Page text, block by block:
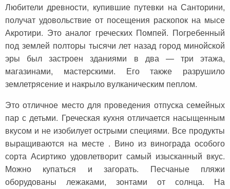
Любители древности, купившие путевки на Санторини,
получат удовольствие от посещения раскопок на мысе
Акротири. Это аналог греческих Помпей. Погребенный
под землей полторы тысячи лет назад город минойской
эры был застроен зданиями в два — три этажа,
магазинами, мастерскими. Его также разрушило
землетрясение и накрыло вулканическим пеплом.
Это отличное место для проведения отпуска семейных
пар с детьми. Греческая кухня отличается насыщенным
вкусом и не изобилует острыми специями. Все продукты
выращиваются на месте . Вино из винограда особого
сорта Асиртико удовлетворит самый изысканный вкус.
Можно купаться и загорать. Песчаные пляжи
оборудованы лежаками, зонтами от солнца. На